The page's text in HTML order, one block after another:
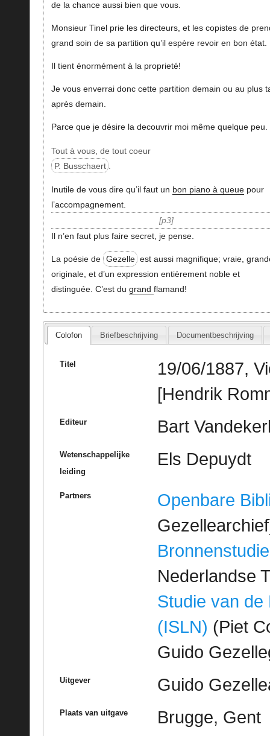
de la chance aussi bien que vous.
Monsieur Tinel prie les directeurs, et les copistes de
grand soin de sa partition qu’il espère revoir en bon état.
Il tient énormément à la proprieté!
Je vous enverrai donc cette partition demain ou au plus
après demain.
Parce que je désire la decouvrir moi même quelque peu.
Tout à vous, de tout coeur
P. Busschaert
Inutile de vous dire qu’il faut un bon piano à queuepour
l’accompagnement.
p3
Il n’en faut plus faire secret, je pense.
La poésie de Gezelle est aussi magnifique; vraie,
originale, et d’un expression entièrement noble et
distinguée. C’est du grand flamand!
Colofon Briefbeschrijving Documentbeschrijving
Titel
19/06/1887,
[Hendrik
Editeur Bart
Wetenschappelijke
leiding
Els Depuydt
Partners
Openbare
Bronnenstudie
Nederlandse
Studie van de
(ISLN) (Piet
Guido
Uitgever Guido
Plaats van uitgave Brugge, Gent